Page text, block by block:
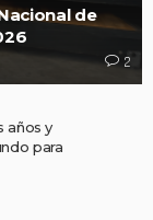
de
2
años y
para